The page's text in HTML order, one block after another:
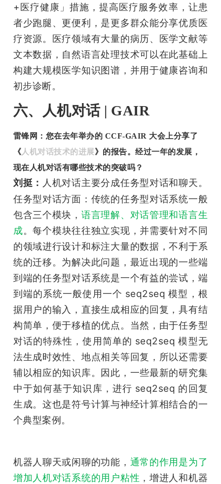
+医疗健康」措施，提高医疗服务效率，让患
者少跑腿、更便利，是更多群众能分享优质医
疗资源。医疗领域有大量的病历、医学文献等
文本数据，自然语言处理技术可以在此基础上
构建大规模医学知识图谱，并用于健康咨询和
初步诊断。
六、人机对话 | GAIR
雷锋网：您在去年举办的 CCF-GAIR 大会上分享了
《 人机对话技术的进展》的报告。经过一年的发展，
现在人机对话有哪些技术的突破吗？
刘挺： 人机对话主要分成任务型对话和聊天。
任务型对话方面：传统的任务型对话系统一般
包含三个模块， 语言理解、对话管理和语言生
成。每个模块往往独立实现，并需要针对不同
的领域进行设计和标注大量的数据，不利于系
统的迁移。为解决此问题，最近出现的一些端
到端的任务型对话系统是一个有益的尝试，端
到端的系统一般使用一个 seq2seq 模型，根
据用户的输入，直接生成相应的回复，具有结
构简单，便于移植的优点。当然，由于任务型
对话的特殊性，使用简单的 seq2seq 模型无
法生成时效性、地点相关等回复，所以还需要
辅以相应的知识库。因此，一些最新的研究集
中于如何基于知识库，进行 seq2seq 的回复
生成。这也是符号计算与神经计算相结合的一
个典型案例。
机器人聊天或闲聊的功能， 通常的作用是为了
增加人机对话系统的用户粘性 ，增进人和机器